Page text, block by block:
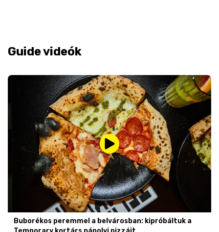
Guide videók
Buborékos peremmel a belvárosban: kipróbáltuk a